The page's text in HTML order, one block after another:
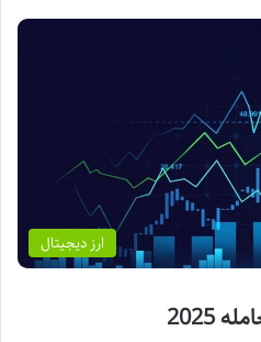
ارز دیجیتال
2025